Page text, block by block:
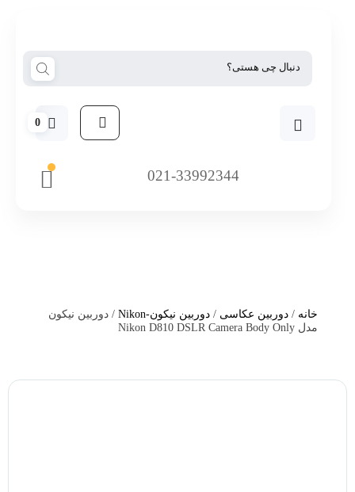
0
021-33992344
خانه / دوربین عکاسی / دوربین نیکون-Nikon
/ دوربین نیکون
مدل Nikon D810 DSLR Camera Body Only